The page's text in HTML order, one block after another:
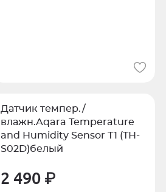
Датчик темпер./
влажн.Aqara Temperature
and Humidity Sensor T1 (TH-
S02D)белый
2 490 ₽